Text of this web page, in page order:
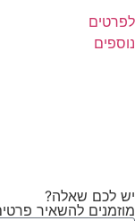
לפרטים
נוספים
יש לכם שאלה?
מוזמנים להשאיר